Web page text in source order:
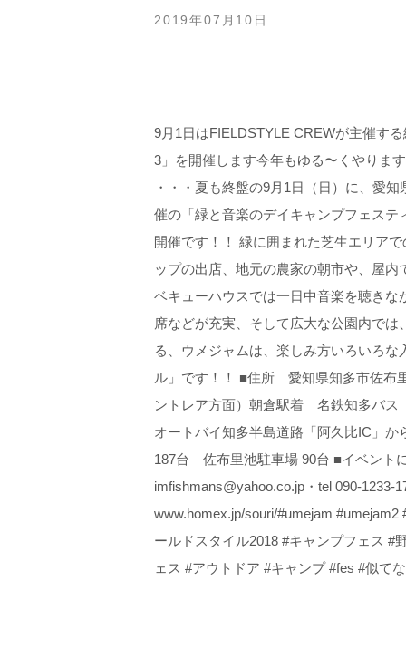
2019年07月10日
9月1日はFIELDSTYLE CREWが主催す
3」を開催します️今年もゆる〜くやりま
・・・夏も終盤の9月1日（日）に、愛
催の「緑と音楽のデイキャンプフェス
開催です！！ 緑に囲まれた芝生エリア
ップの出店、地元の農家の朝市や、屋
ベキューハウスでは一日中音楽を聴き
席などが充実、そして広大な公園内で
る、ウメジャムは、楽しみ方いろいろ
ル」です！！ ■住所 愛知県知多市佐布
ントレア方面）朝倉駅着 名鉄知多バス
オートバイ知多半島道路「阿久比IC」
187台 佐布里池駐車場 90台 ■イベント
imfishmans@yahoo.co.jp・tel 090-
www.homex.jp/souri/#umejam
ールドスタイル2018 #キャンプフェス #
ェス #アウトドア #キャンプ #fes #似て